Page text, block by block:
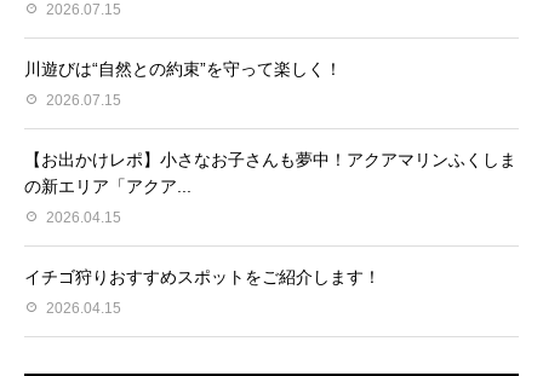
2026.07.15
川遊びは“自然との約束”を守って楽しく！
2026.07.15
【お出かけレポ】小さなお子さんも夢中！アクアマリンふくしま
の新エリア「アクア...
2026.04.15
イチゴ狩りおすすめスポットをご紹介します！
2026.04.15